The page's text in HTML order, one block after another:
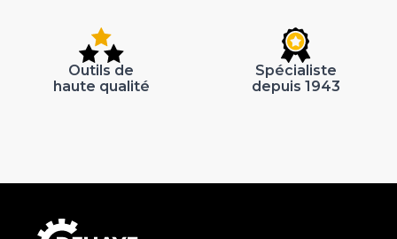
Outils de
haute qualité
Spécialiste
depuis 1943